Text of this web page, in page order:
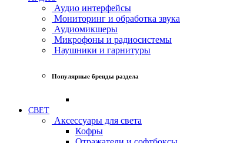
Аудио интерфейсы
Мониторинг и обработка звука
Аудиомикшеры
Микрофоны и радиосистемы
Наушники и гарнитуры
Популярные бренды раздела
СВЕТ
Аксессуары для света
Кофры